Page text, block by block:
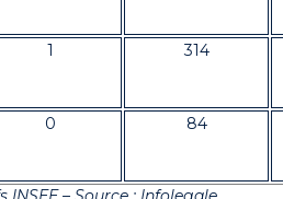
1 314
0 84